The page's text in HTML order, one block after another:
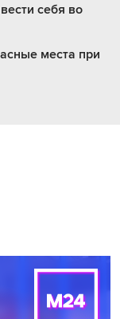
себя во
места при